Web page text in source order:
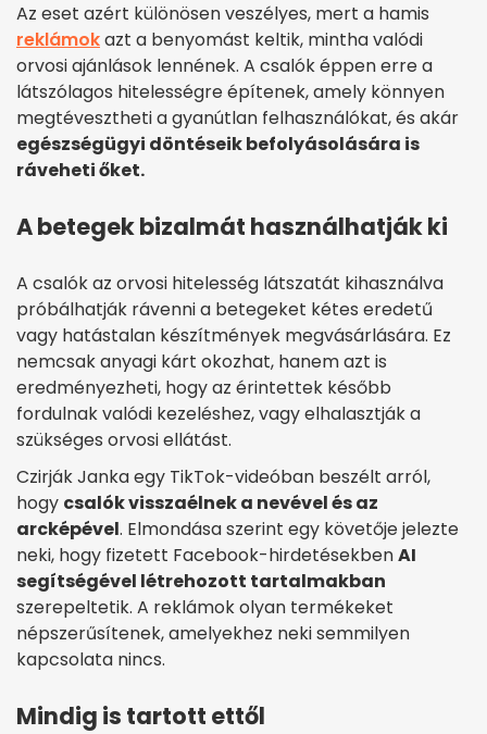
Az eset azért különösen veszélyes, mert a hamis
reklámokazt a benyomást keltik, mintha valódi
orvosi ajánlások lennének. A csalók éppen erre a
látszólagos hitelességre építenek, amely könnyen
megtévesztheti a gyanútlan felhasználókat, és akár
egészségügyi döntéseik befolyásolására is
ráveheti őket.
A betegek bizalmát használhatják ki
A csalók az orvosi hitelesség látszatát kihasználva
próbálhatják rávenni a betegeket kétes eredetű
vagy hatástalan készítmények megvásárlására. Ez
nemcsak anyagi kárt okozhat, hanem azt is
eredményezheti, hogy az érintettek később
fordulnak valódi kezeléshez, vagy elhalasztják a
szükséges orvosi ellátást.
Czirják Janka egy TikTok-videóban beszélt arról,
hogy csalók visszaélnek a nevével és az
arcképével. Elmondása szerint egy követője jelezte
neki, hogy fizetett Facebook-hirdetésekbenAI
segítségével létrehozott tartalmakban
szerepeltetik. A reklámok olyan termékeket
népszerűsítenek, amelyekhez neki semmilyen
kapcsolata nincs.
Mindig is tartott ettől